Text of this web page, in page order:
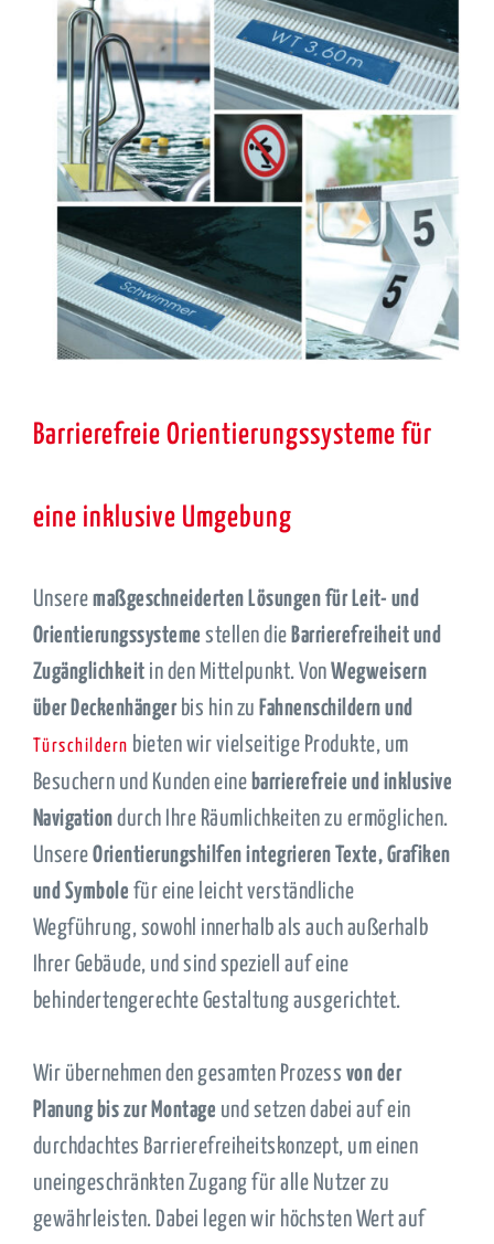
Barrierefreie Orientierungssysteme für
eine inklusive Umgebung
Unseremaßgeschneiderten Lösungen für Leit- und
Orientierungssysteme stellen die Barrierefreiheit und
Zugänglichkeit in den Mittelpunkt. VonWegweisern
über Deckenhängerbis hin zu Fahnenschildern und
Türschildern bieten wir vielseitige Produkte, um
Besuchern und Kunden eine barrierefreie und inklusive
Navigation durch Ihre Räumlichkeiten zu ermöglichen.
UnsereOrientierungshilfen integrieren Texte, Grafiken
und Symbole für eine leicht verständliche
Wegführung, sowohl innerhalb als auch außerhalb
Ihrer Gebäude, und sind speziell auf eine
behindertengerechte Gestaltung ausgerichtet.
Wir übernehmen den gesamten Prozess von der
Planung bis zur Montage und setzen dabei auf ein
durchdachtes Barrierefreiheitskonzept, um einen
uneingeschränkten Zugang für alle Nutzer zu
gewährleisten. Dabei legen wir höchsten Wert auf